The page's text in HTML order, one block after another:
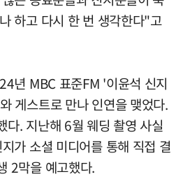
하고 다시 한 번 생각한다"고
년 MBC 표준FM '이윤석 신지
게스트로 만나 인연을 맺었다.
다. 지난해 6월 웨딩 촬영 사실
가 소셜 미디어를 통해 직접 결
2막을 예고했다.